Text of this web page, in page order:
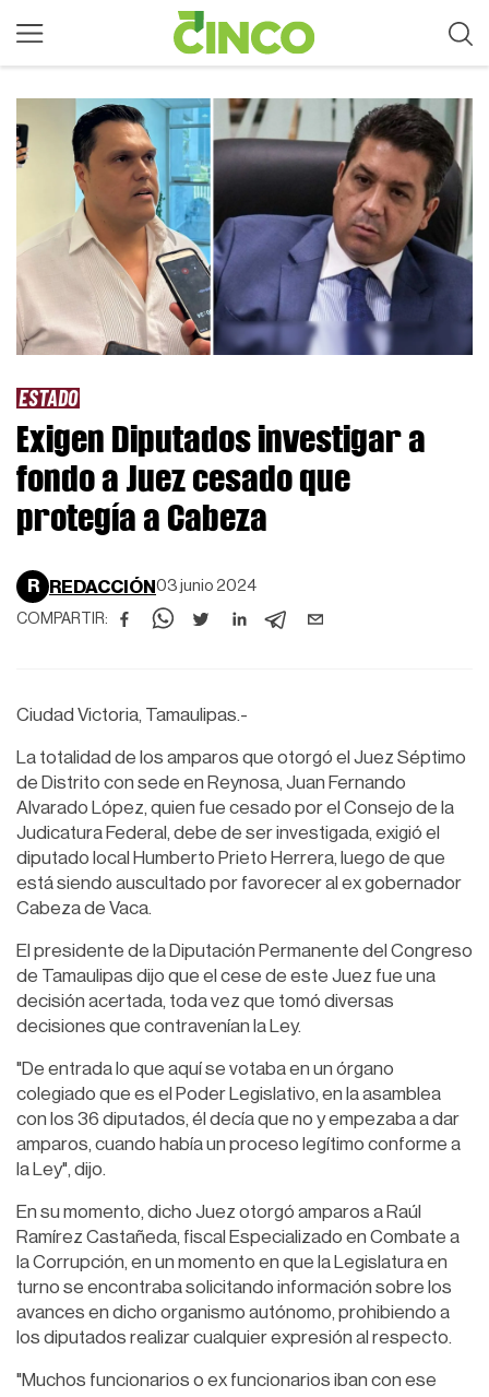
ESTADO
Exigen Diputados investigar a
fondo a Juez cesado que
protegía a Cabeza
R REDACCIÓN 03 junio 2024
COMPARTIR:
Ciudad Victoria, Tamaulipas.-
La totalidad de los amparos que otorgó el Juez Séptimo
de Distrito con sede en Reynosa, Juan Fernando
Alvarado López, quien fue cesado por el Consejo de la
Judicatura Federal, debe de ser investigada, exigió el
diputado local Humberto Prieto Herrera, luego de que
está siendo auscultado por favorecer al ex gobernador
Cabeza de Vaca.
El presidente de la Diputación Permanente del Congreso
de Tamaulipas dijo que el cese de este Juez fue una
decisión acertada, toda vez que tomó diversas
decisiones que contravenían la Ley.
"De entrada lo que aquí se votaba en un órgano
colegiado que es el Poder Legislativo, en la asamblea
con los 36 diputados, él decía que no y empezaba a dar
amparos, cuando había un proceso legítimo conforme a
la Ley", dijo.
En su momento, dicho Juez otorgó amparos a Raúl
Ramírez Castañeda, fiscal Especializado en Combate a
la Corrupción, en un momento en que la Legislatura en
turno se encontraba solicitando información sobre los
avances en dicho organismo autónomo, prohibiendo a
los diputados realizar cualquier expresión al respecto.
"Muchos funcionarios o ex funcionarios iban con ese